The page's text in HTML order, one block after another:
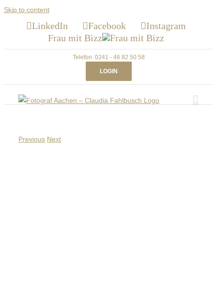
Skip to content
LinkedIn Facebook
Instagram
Frau mit Bizz
Telefon: 0241 - 46 82 50 58
LOGIN
Previous Next